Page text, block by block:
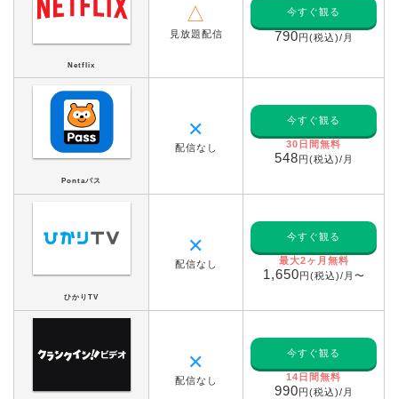
Netflix
△
見放題配信
今すぐ観る
790円(税込)/月
Pontaパス
✕
配信なし
今すぐ観る
30日間無料
548円(税込)/月
ひかりTV
✕
配信なし
今すぐ観る
最大2ヶ月無料
1,650円(税込)/月〜
✕
配信なし
今すぐ観る
14日間無料
990円(税込)/月